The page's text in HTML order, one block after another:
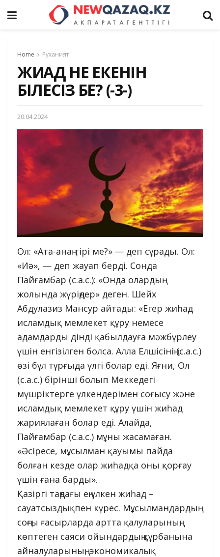
Home Руханият
ЖИҺАД НЕ ЕКЕНІН
БІЛЕСІЗ БЕ? (-3-)
20.04.2024
Ол: «Ата-анаң тірі ме?» — деп сұрады. Ол:
«Иә», — деп жауап берді. Сонда
Пайғамбар (с.а.с.): «Онда олардың
жолында жүріңдер» деген. Шейх
Абдулазиз Мансур айтады: «Егер жиһад
исламдық мемлекет құру немесе
адамдарды дінді қабылдауға мәжбүрлеу
үшін енгізілген болса. Алла Елшісінің (с.а.с.)
өзі бұл тұрғыда үлгі болар еді. Яғни, Ол
(с.а.с.) бірінші болып Меккедегі
мүшріктерге үлкендерімен соғысу және
исламдық мемлекет құру үшін жиһад
жариялаған болар еді. Алайда,
Пайғамбар (с.а.с.) мұны жасамаған.
«Әсіресе, мұсылман қауымы пайда
болған кезде олар жиһадқа оны қорғау
үшін ғана барды».
Қазіргі таңдағы ең үлкен жиһад –
сауатсыздықпен күрес. Мұсылмандардың
соңғы ғасырларда артта қалуларының,
көптеген саяси ойындардың құрбанына
айналуларының, экономикалық